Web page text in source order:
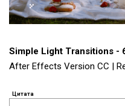
Simple Light Transitions -
After Effects Version CC |
Цитата